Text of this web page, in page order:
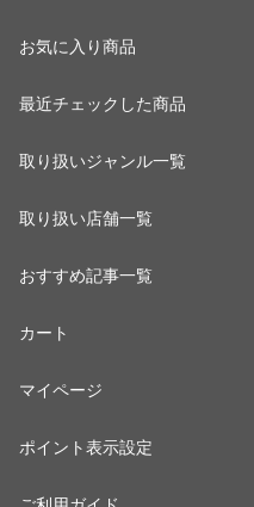
お気に入り商品
最近チェックした商品
取り扱いジャンル一覧
取り扱い店舗一覧
おすすめ記事一覧
カート
マイページ
ポイント表示設定